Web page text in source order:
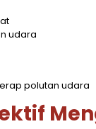
udara
polutan udara​